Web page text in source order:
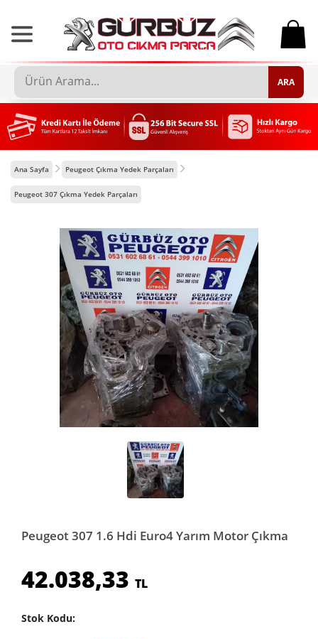
0
ARA
Ana Sayfa Peugeot Çıkma Yedek Parçaları
Peugeot 307 Çıkma Yedek Parçaları
Peugeot 307 1.6 Hdi Euro4 Yarım Motor Çıkma
42.038,33 TL
Stok Kodu: